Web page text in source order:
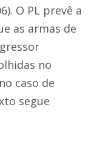
O PL prevê a
as armas de
no
caso de
segue